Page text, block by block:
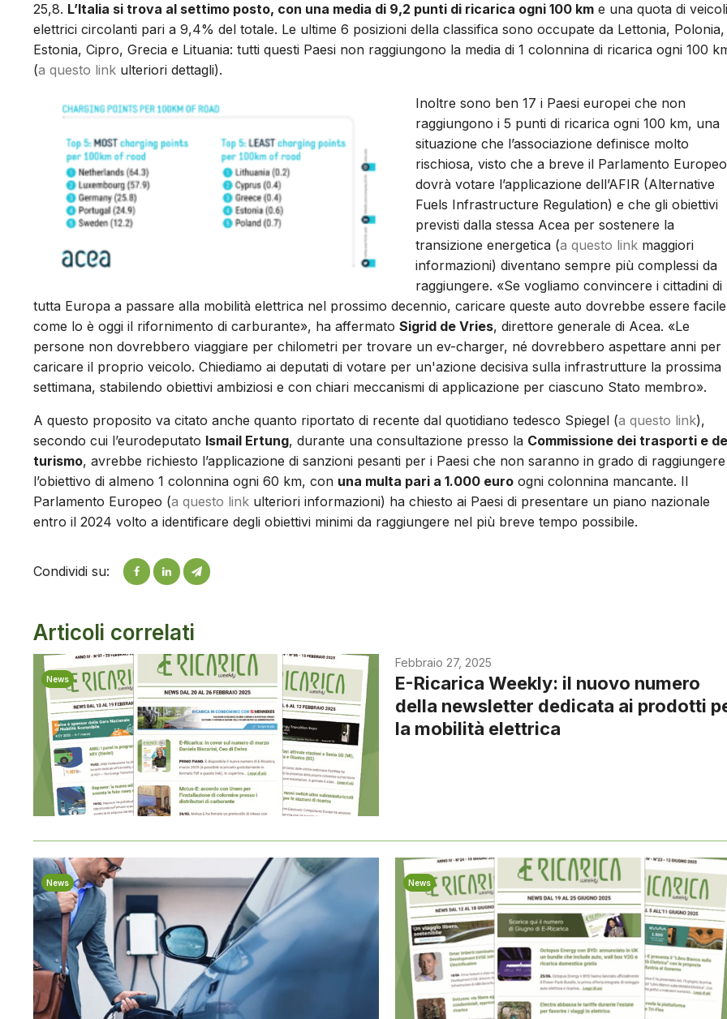
25,8. L’Italia si trova al settimo posto, con una media di 9,2 punti di ricarica ogni 100 km e una quota di veicoli
elettrici circolanti pari a 9,4% del totale. Le ultime 6 posizioni della classifica sono occupate da Lettonia, Polonia,
Estonia, Cipro, Grecia e Lituania: tutti questi Paesi non raggiungono la media di 1 colonnina di ricarica ogni 100
(a questo link ulteriori dettagli).
Inoltre sono ben 17 i Paesi europei che non
raggiungono i 5 punti di ricarica ogni 100 km, una
situazione che l’associazione definisce molto
rischiosa, visto che a breve il Parlamento Europeo
dovrà votare l’applicazione dell’AFIR (Alternative
Fuels Infrastructure Regulation) e che gli obiettivi
previsti dalla stessa Acea per sostenere la
transizione energetica (a questo link maggiori
informazioni) diventano sempre più complessi da
raggiungere. «Se vogliamo convincere i cittadini di
tutta Europa a passare alla mobilità elettrica nel prossimo decennio, caricare queste auto dovrebbe essere facile
come lo è oggi il rifornimento di carburante», ha affermato Sigrid de Vries, direttore generale di Acea. «Le
persone non dovrebbero viaggiare per chilometri per trovare un ev-charger, né dovrebbero aspettare anni per
caricare il proprio veicolo. Chiediamo ai deputati di votare per un'azione decisiva sulla infrastrutture la prossima
settimana, stabilendo obiettivi ambiziosi e con chiari meccanismi di applicazione per ciascuno Stato membro».
A questo proposito va citato anche quanto riportato di recente dal quotidiano tedesco Spiegel (a questo link),
secondo cui l’eurodeputato Ismail Ertung, durante una consultazione presso la Commissione dei trasporti e
turismo, avrebbe richiesto l’applicazione di sanzioni pesanti per i Paesi che non saranno in grado di raggiungere
l’obiettivo di almeno 1 colonnina ogni 60 km, con una multa pari a 1.000 euro ogni colonnina mancante. Il
Parlamento Europeo (a questo link ulteriori informazioni) ha chiesto ai Paesi di presentare un piano nazionale
entro il 2024 volto a identificare degli obiettivi minimi da raggiungere nel più breve tempo possibile.
Condividi su:
Articoli correlati
News
Febbraio 27, 2025
E-Ricarica Weekly: il nuovo numero
della newsletter dedicata ai prodotti
la mobilità elettrica
News News